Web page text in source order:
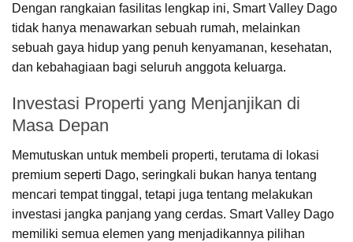
Dengan rangkaian fasilitas lengkap ini, Smart Valley Dago
tidak hanya menawarkan sebuah rumah, melainkan
sebuah gaya hidup yang penuh kenyamanan, kesehatan,
dan kebahagiaan bagi seluruh anggota keluarga.
Investasi Properti yang Menjanjikan di
Masa Depan
Memutuskan untuk membeli properti, terutama di lokasi
premium seperti Dago, seringkali bukan hanya tentang
mencari tempat tinggal, tetapi juga tentang melakukan
investasi jangka panjang yang cerdas. Smart Valley Dago
memiliki semua elemen yang menjadikannya pilihan